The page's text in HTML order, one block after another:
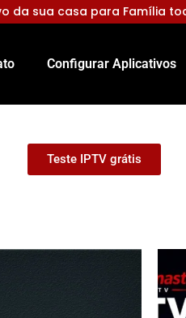
da sua casa para Família
Configurar Aplicativos
Teste IPTV grátis